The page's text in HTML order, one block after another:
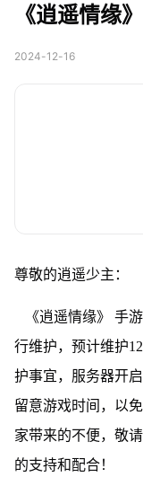
《逍遥情缘
2024-12-16
尊敬的逍遥少主：
《逍遥情缘》 手游
行维护，预计维护
护事宜，服务器开
留意游戏时间，以
家带来的不便，敬
的支持和配合！